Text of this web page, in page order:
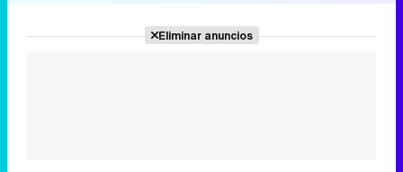
Eliminar anuncios